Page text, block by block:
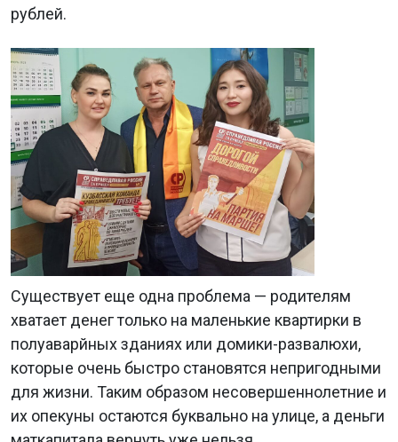
рублей.
Существует еще одна проблема — родителям
хватает денег только на маленькие квартирки в
полуаварйных зданиях или домики-развалюхи,
которые очень быстро становятся непригодными
для жизни. Таким образом несовершеннолетние и
их опекуны остаются буквально на улице, а деньги